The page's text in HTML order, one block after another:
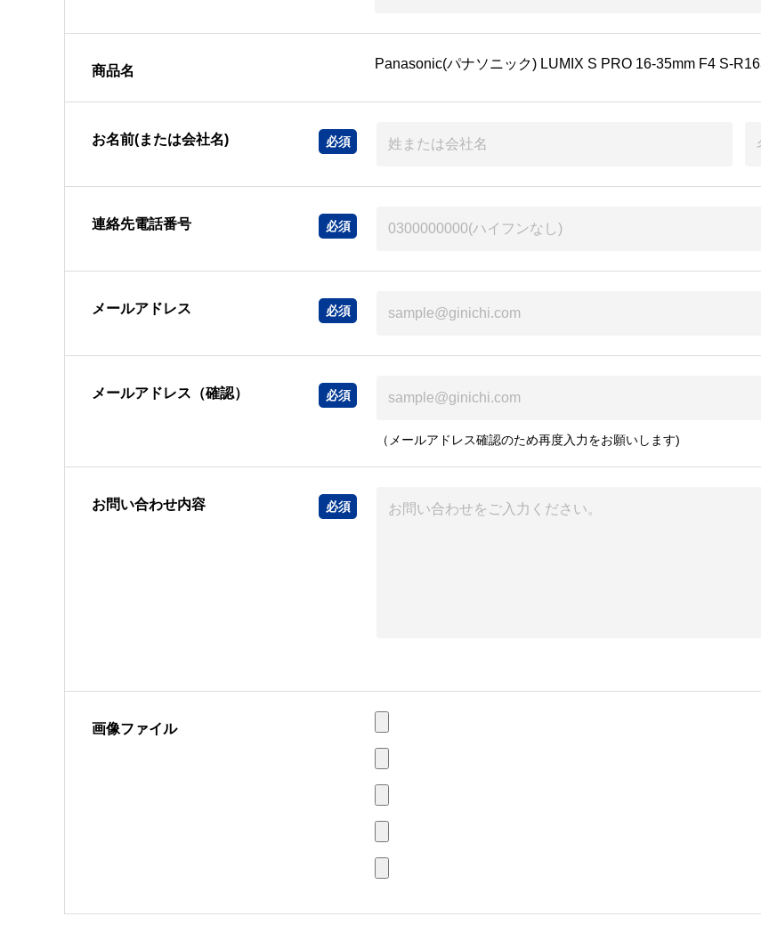
商品名 Panasonic(パナソニック) LUMIX S PRO 16-35mm F4 S-
お名前(または会社名)
連絡先電話番号
メールアドレス
メールアドレス（確認）
（メールアドレス確認のため再度入力をお願いします)
お問い合わせ内容
画像ファイル